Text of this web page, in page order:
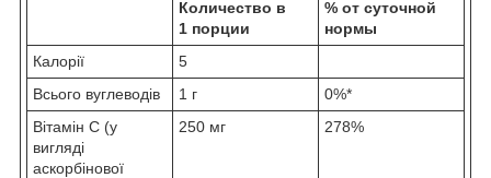
Количество в
1 порции
% от суточной
нормы
Калорії
5
Всього вуглеводів
1 г
0%*
Вітамін С (у
вигляді
аскорбінової
250 мг 278%